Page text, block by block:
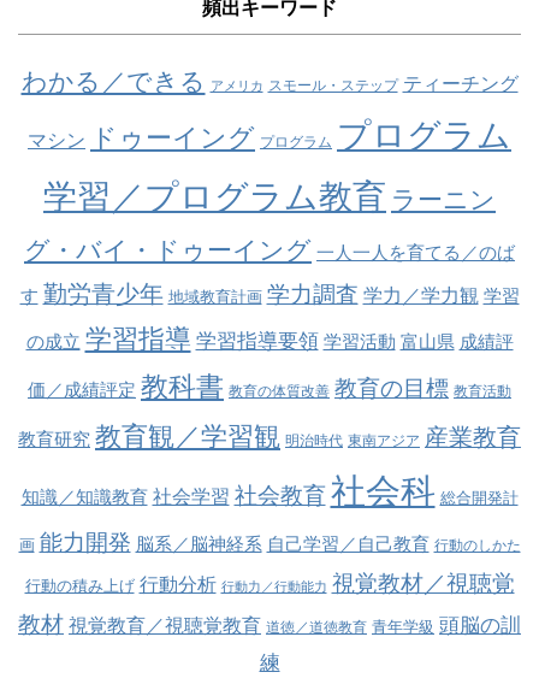
頻出キーワード
わかる／できる アメリカ スモール・ステップ ティーチング
マシン ドゥーイング プログラム プログラム
学習／プログラム教育 ラーニン
グ・バイ・ドゥーイング 一人一人を育てる／のば
す 勤労青少年 地域教育計画 学力調査 学力／学力観 学習
の成立 学習指導 学習指導要領 学習活動 富山県 成績評
価／成績評定 教科書 教育の体質改善 教育の目標 教育活動
教育研究 教育観／学習観 明治時代 東南アジア 産業教育
知識／知識教育 社会学習 社会教育社会科 総合開発計
画 能力開発 脳系／脳神経系 自己学習／自己教育 行動のしかた
行動の積み上げ 行動分析 行動力／行動能力 視覚教材／視聴覚
教材 視覚教育／視聴覚教育 道徳／道徳教育 青年学級 頭脳の訓
練